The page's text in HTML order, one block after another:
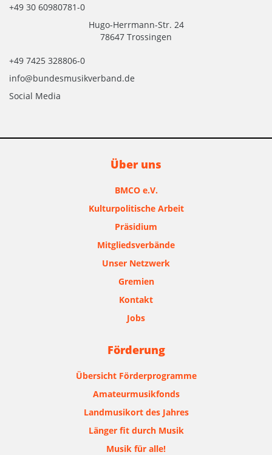
+49 30 60980781-0
Hugo-Herrmann-Str. 24
78647 Trossingen
+49 7425 328806-0
info@bundesmusikverband.de
Social Media
Über uns
BMCO e.V.
Kulturpolitische Arbeit
Präsidium
Mitgliedsverbände
Unser Netzwerk
Gremien
Kontakt
Jobs
Förderung
Übersicht Förderprogramme
Amateurmusikfonds
Landmusikort des Jahres
Länger fit durch Musik
Musik für alle!